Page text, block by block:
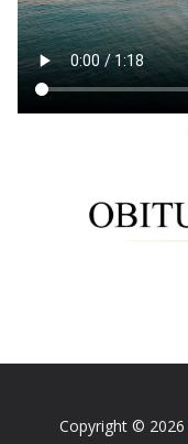
Copyright © 2026